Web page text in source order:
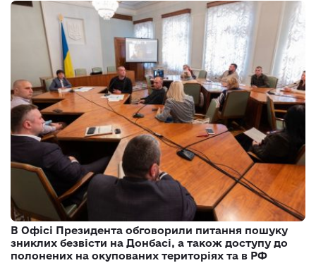
В Офісі Президента обговорили питання пошуку
зниклих безвісти на Донбасі, а також доступу до
полонених на окупованих територіях та в РФ